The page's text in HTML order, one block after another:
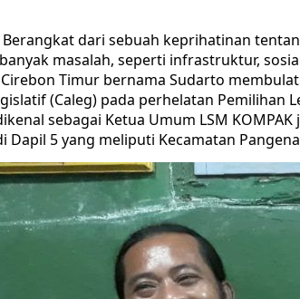
Berangkat dari sebuah keprihatinan
masalah, seperti infrastruktur,
Timur bernama Sudarto
(Caleg) pada perhelatan Pemilihan
sebagai Ketua Umum LSM
Dapil 5 yang meliputi Kecamatan